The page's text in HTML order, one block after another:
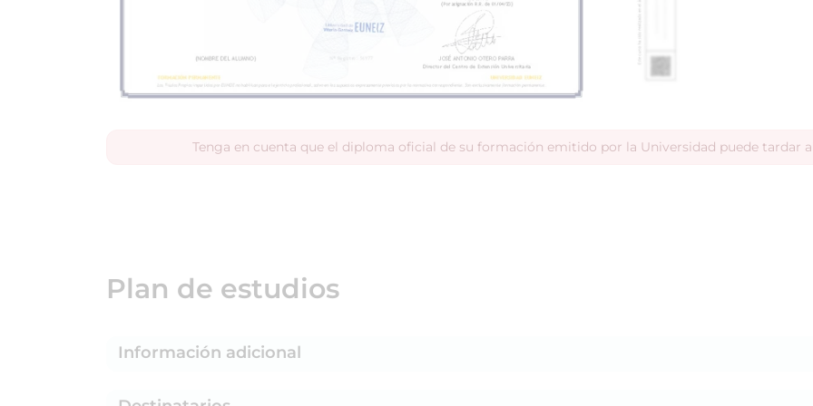
Tenga en cuenta que el diploma oficial de su formación emitido por la Universidad puede tardar
Plan de estudios
Información adicional